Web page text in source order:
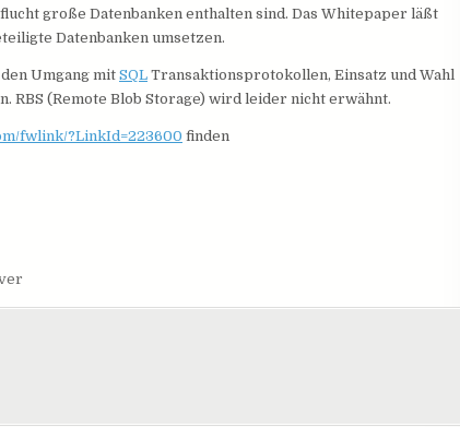
FÜR
VON
MULTI
TERABYTE
DATENBANKEN
große Datenbanken enthalten sind. Das Whitepaper läßt
Datenbanken umsetzen.
Umgang mit SQL Transaktionsprotokollen, Einsatz und Wahl
RBS (Remote Blob Storage) wird leider nicht erwähnt.
fwlink/?LinkId=223600 finden